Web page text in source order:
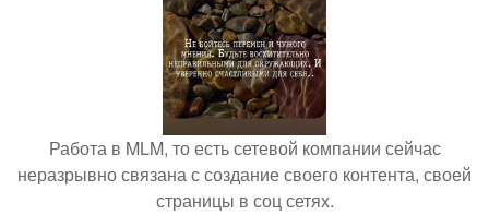
Работа в MLM, то есть сетевой компании сейчас
неразрывно связана с создание своего контента, своей
страницы в соц сетях.